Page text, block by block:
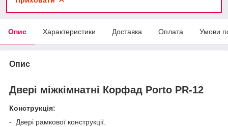
Опис Характеристики Доставка Оплата Умови
Опис
Двері міжкімнатні Корфад Porto PR-12
Конструкція:
- Двері рамкової конструкції.